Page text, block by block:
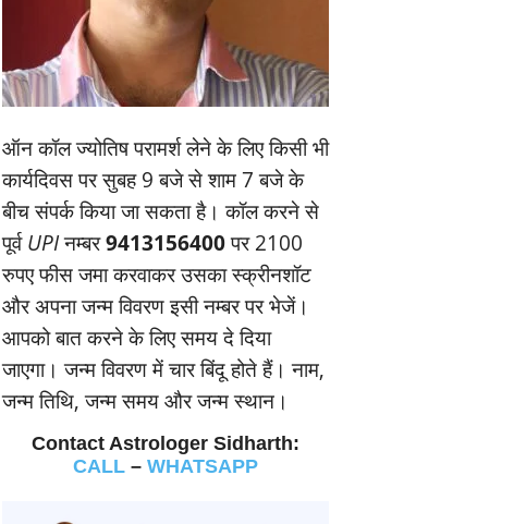
ऑन कॉल ज्‍योतिष परामर्श लेने के लिए किसी भी
कार्यदिवस पर सुबह 9 बजे से शाम 7 बजे के
बीच संपर्क किया जा सकता है। कॉल करने से
पूर्वUPIनम्‍बर9413156400पर 2100
रुपए फीस जमा करवाकर उसका स्‍क्रीनशॉट
और अपना जन्‍म विवरण इसी नम्‍बर पर भेजें।
आपको बात करने के लिए समय दे दिया
जाएगा। जन्‍म विवरण में चार बिंदू होते हैं। नाम,
जन्‍म तिथि, जन्‍म समय और जन्‍म स्‍थान।
Contact Astrologer Sidharth:
CALL– WHATSAPP